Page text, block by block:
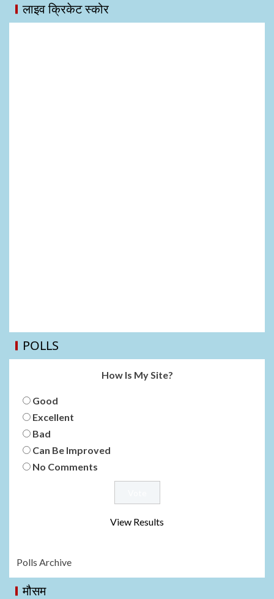
लाइव क्रिकेट स्कोर
POLLS
How Is My Site?
Good
Excellent
Bad
Can Be Improved
No Comments
View Results
Polls Archive
मौसम